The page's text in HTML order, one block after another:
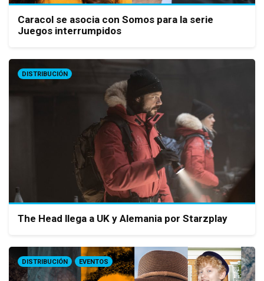
Caracol se asocia con Somos para la serie
Juegos interrumpidos
DISTRIBUCIÓN
The Head llega a UK y Alemania por Starzplay
DISTRIBUCIÓN EVENTOS